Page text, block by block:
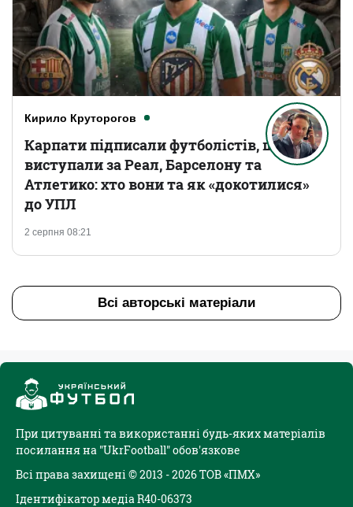
Кирило Круторогов
2 серпня 08:21
Карпати підписали футболістів, що
виступали за Реал, Барселону та
Атлетико: хто вони та як «докотилися»
до УПЛ
Всі авторські матеріали
При цитуванні та використанні будь-яких матеріалів
посилання на "UkrFootball" обов'язкове
Всі права захищені © 2013 - 2026 ТОВ «ПМХ»
Ідентифікатор медіа R40-06373